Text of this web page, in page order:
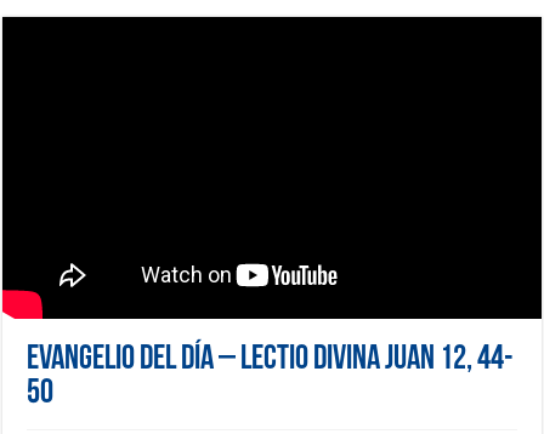
Evangelio del día – Lectio Divina Juan 12, 44-
50